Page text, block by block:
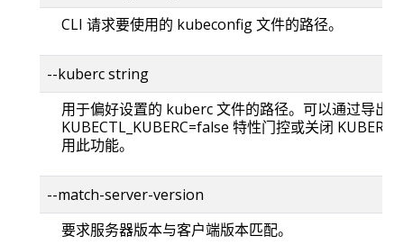
CLI 请求要使用的 kubeconfig 文件的路径。
--kuberc string
用于偏好设置的 kuberc 文件的路径。可以通过导出
KUBECTL_KUBERC=false 特性门控或关闭
用此功能。
--match-server-version
要求服务器版本与客户端版本匹配。